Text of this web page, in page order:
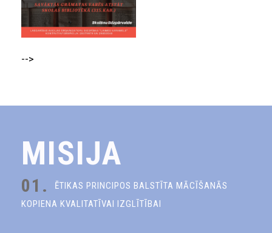
-->
MISIJA
01.
ĒTIKAS PRINCIPOS BALSTĪTA MĀCĪŠANĀS
KOPIENA KVALITATĪVAI IZGLĪTĪBAI